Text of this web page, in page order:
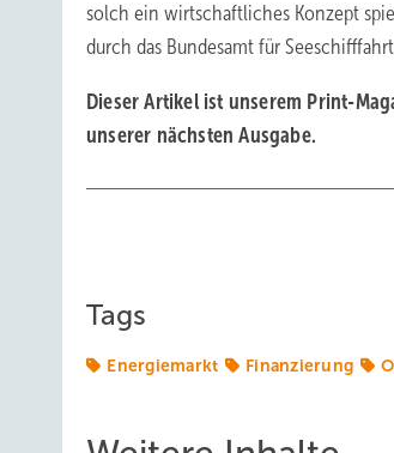
solch ein wirtschaftliches Konzept
durch das Bundesamt für
Dieser Artikel ist unserem Print-
unserer nächsten Ausgabe.
Tags
Energiemarkt Finanzierung